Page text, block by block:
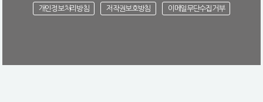
개인정보처리방침 저작권보호방침 이메일무단수집거부